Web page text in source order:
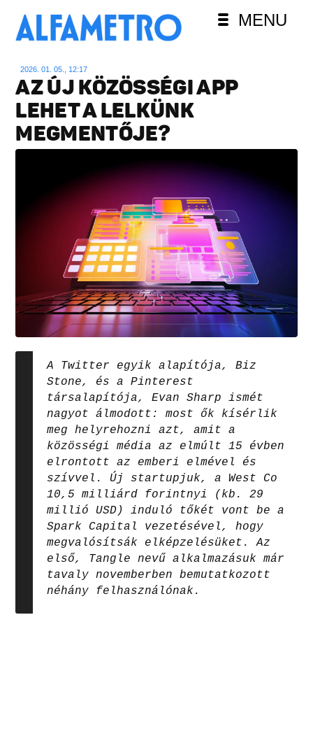
MENU
2026. 01. 05., 12:17
AZ ÚJ KÖZÖSSÉGI APP
LEHET A LELKÜNK
MEGMENTŐJE?
A Twitter egyik alapítója, Biz
Stone, és a Pinterest
társalapítója, Evan Sharp ismét
nagyot álmodott: most ők kísérlik
meg helyrehozni azt, amit a
közösségi média az elmúlt 15 évben
elrontott az emberi elmével és
szívvel. Új startupjuk, a West Co
10,5 milliárd forintnyi (kb. 29
millió USD) induló tőkét vont be a
Spark Capital vezetésével, hogy
megvalósítsák elképzelésüket. Az
első, Tangle nevű alkalmazásuk már
tavaly novemberben bemutatkozott
néhány felhasználónak.